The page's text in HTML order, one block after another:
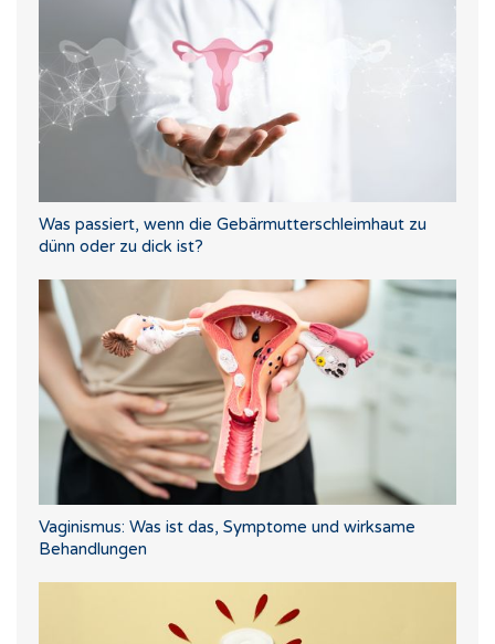
Was passiert, wenn die Gebärmutterschleimhaut zu
dünn oder zu dick ist?
Vaginismus: Was ist das, Symptome und wirksame
Behandlungen